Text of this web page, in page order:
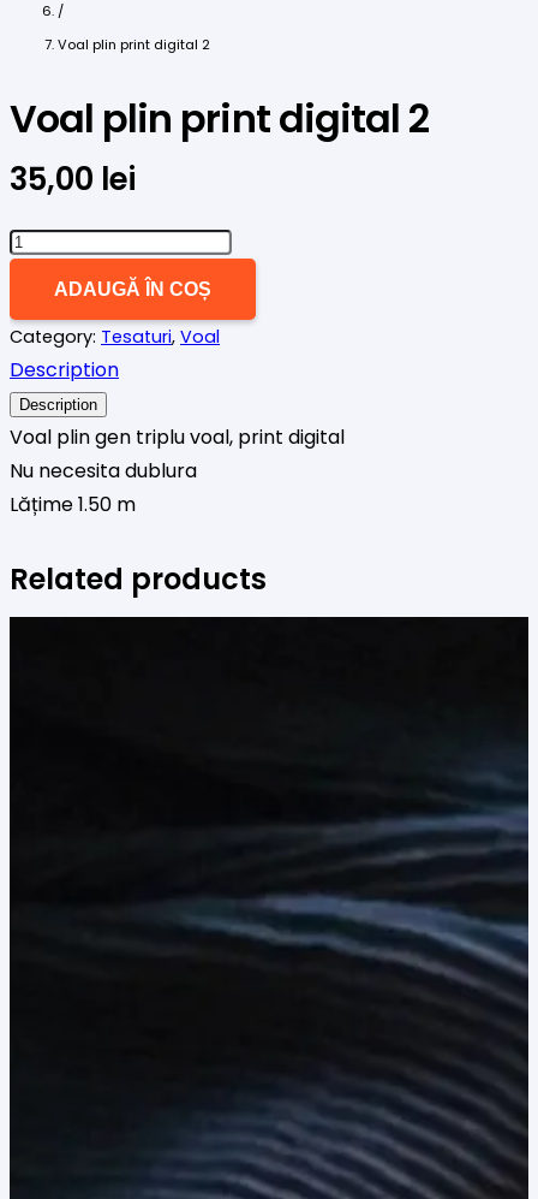
/
Voal plin print digital 2
Voal plin print digital 2
35,00 lei
Cantitate
print
digital
2
ADAUGĂ ÎN COȘ
Category: Tesaturi, Voal
Description
Description
Voal plin gen triplu voal, print digital
Nu necesita dublura
Lățime 1.50 m
Related products